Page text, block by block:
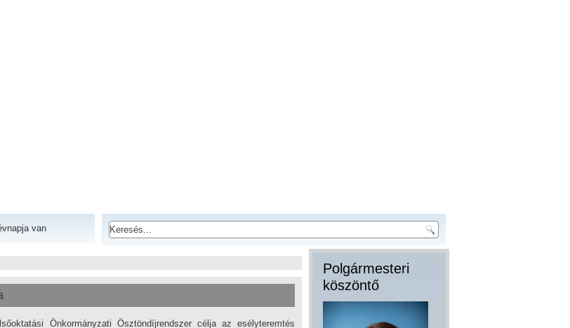
van
Önkormányzati Ösztöndíjrendszer célja az esélyteremtés
Polgármesteri
köszöntő